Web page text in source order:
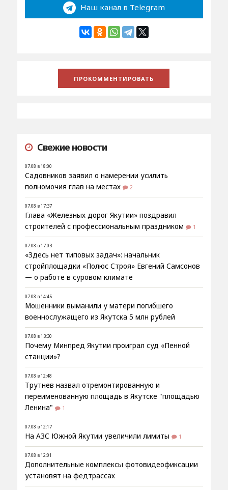
Наш канал в Telegram
Свежие новости
07.08 в 18:00
Садовников заявил о намерении усилить
полномочия глав на местах
2
07.08 в 17:37
Глава «Железных дорог Якутии» поздравил
строителей с профессиональным праздником
1
07.08 в 17:03
«Здесь нет типовых задач»: начальник
стройплощадки «Полюс Строя» Евгений Самсонов
— о работе в суровом климате
07.08 в 14:45
Мошенники выманили у матери погибшего
военнослужащего из Якутска 5 млн рублей
07.08 в 13:30
Почему Минпред Якутии проиграл суд «Пенной
станции»?
07.08 в 12:48
Трутнев назвал отремонтированную и
переименованную площадь в Якутске "площадью
Ленина"
1
07.08 в 12:17
На АЗС Южной Якутии увеличили лимиты 1
07.08 в 12:01
Дополнительные комплексы фотовидеофиксации
установят на федтрассах